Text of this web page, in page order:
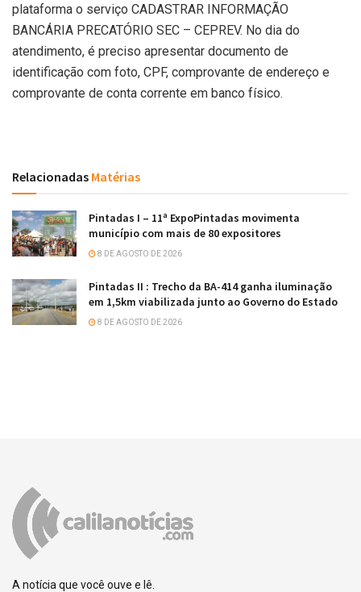
plataforma o serviço CADASTRAR INFORMAÇÃO
BANCÁRIA PRECATÓRIO SEC – CEPREV. No dia do
atendimento, é preciso apresentar documento de
identificação com foto, CPF, comprovante de endereço e
comprovante de conta corrente em banco físico.
Relacionadas Matérias
Pintadas I – 11ª ExpoPintadas movimenta
município com mais de 80 expositores
8 DE AGOSTO DE 2026
Pintadas II : Trecho da BA-414 ganha iluminação
em 1,5km viabilizada junto ao Governo do Estado
8 DE AGOSTO DE 2026
A notícia que você ouve e lê.